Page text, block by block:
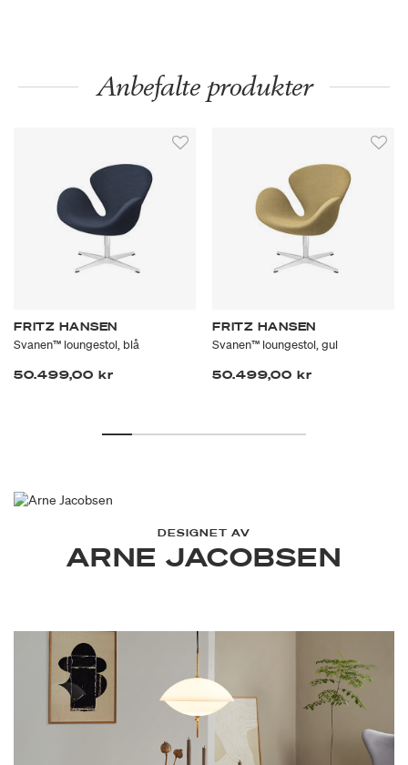
Anbefalte produkter
FRITZ HANSEN
Svanen™ loungestol, blå
50.499,00 kr
FRITZ HANSEN
Svanen™ loungestol, gul
50.499,00 kr
DESIGNET AV
ARNE JACOBSEN